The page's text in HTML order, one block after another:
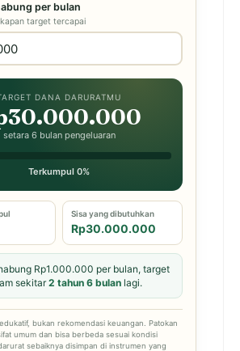
per bulan
target tercapai
DANA DARURATMU
setara 6 bulan pengeluaran
Terkumpul 0%
Sisa yang dibutuhkan
Rp30.000.000
Rp1.000.000 per bulan, target
sekitar2 tahun 6 bulan lagi.
bukan rekomendasi keuangan. Patokan
umum dan bisa berbeda sesuai kondisi
sebaiknya disimpan di instrumen yang